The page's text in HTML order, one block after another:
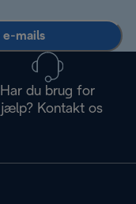
e-mails
Har du brug for
Kontakt os